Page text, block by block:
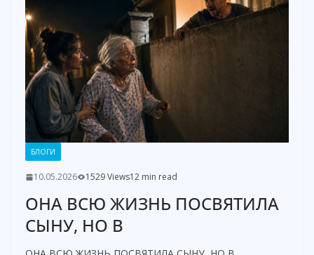
БЛОГИ
10.05.2026 1529 Views12 min read
ОНА ВСЮ ЖИЗНЬ ПОСВЯТИЛА
СЫНУ, НО В